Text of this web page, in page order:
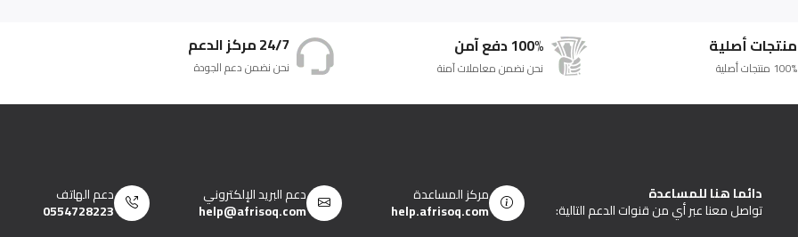
منتجات أصلية
100% منتجات أصلية
100% دفع آمن
نحن نضمن معاملات آمنة
24/7 مركز الدعم
نحن نضمن دعم الجودة
دائما هنا للمساعدة
تواصل معنا عبر أي من قنوات الدعم التالية:
مركز المساعدة
help.afrisoq.com
دعم البريد الإلكتروني
help@afrisoq.com
دعم الهاتف
0554728223